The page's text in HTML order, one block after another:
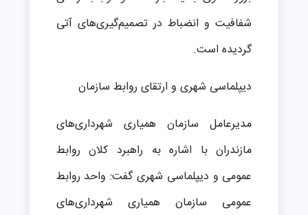
شفافیت و انضباط در تصمیم‌گیری‌های آتی
گردیده است.
دیپلماسی شهری و ارتقای روابط‌ سازمان
مدیرعامل سازمان همیاری شهرداری‌های
مازندران با اشاره به راهبرد کلان روابط
عمومی و دیپلماسی شهری گفت: واحد روابط
عمومی سازمان همیاری شهرداری‌های